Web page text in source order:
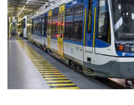
ZÖLDÚT
HAJÓZÁS